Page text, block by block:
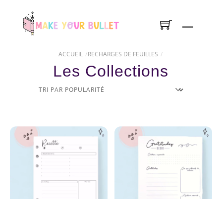
content
Menu
ACCUEIL RECHARGES DE FEUILLES
Les Collections